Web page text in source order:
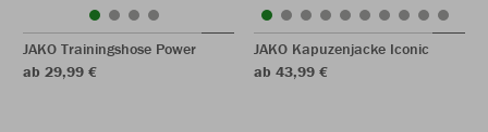
JAKO Trainingshose Power
ab 29,99 €
JAKO Kapuzenjacke Iconic
ab 43,99 €